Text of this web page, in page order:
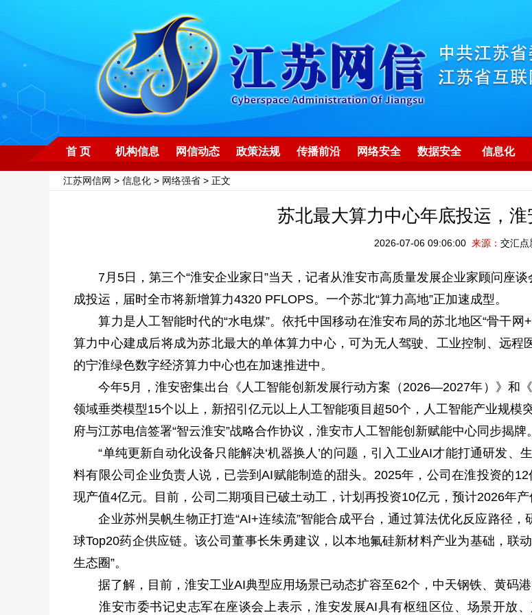
首 页 机构信息 网信动态 政策法规 传播前沿 网络安全 数据安全 信息化
江苏网信网 > 信息化 > 网络强省 > 正文
苏北最大算力中心年底投运，淮
2026-07-06 09:06:00 来源： 交汇点
7月5日，第三个“淮安企业家日”当天，记者从淮安市高质量发展企业家顾问座
成投运，届时全市将新增算力4320 PFLOPS。一个苏北“算力高地”正加速成型。
算力是人工智能时代的“水电煤”。依托中国移动在淮安布局的苏北地区“骨干网
算力中心建成后将成为苏北最大的单体算力中心，可为无人驾驶、工业控制、远
的宁淮绿色数字经济算力中心也在加速推进中。
今年5月，淮安密集出台《人工智能创新发展行动方案（2026—2027年）》和《
领域垂类模型15个以上，新招引亿元以上人工智能项目超50个，人工智能产业规
府与江苏电信签署“智云淮安”战略合作协议，淮安市人工智能创新赋能中心同步揭牌。
“单纯更新自动化设备只能解决‘机器换人’的问题，引入工业AI才能打通研发、
料有限公司企业负责人说，已尝到AI赋能制造的甜头。2025年，公司在淮投资的
现产值4亿元。目前，公司二期项目已破土动工，计划再投资10亿元，预计2026年产
企业苏州昊帆生物正打造“AI+连续流”智能合成平台，通过算法优化反应路径，
球Top20药企供应链。该公司董事长朱勇建议，以本地氟硅新材料产业为基础，联
生态圈”。
据了解，目前，淮安工业AI典型应用场景已动态扩容至62个，中天钢铁、黄码港
淮安市委书记史志军在座谈会上表示，淮安发展AI具有枢纽区位、场景开放、